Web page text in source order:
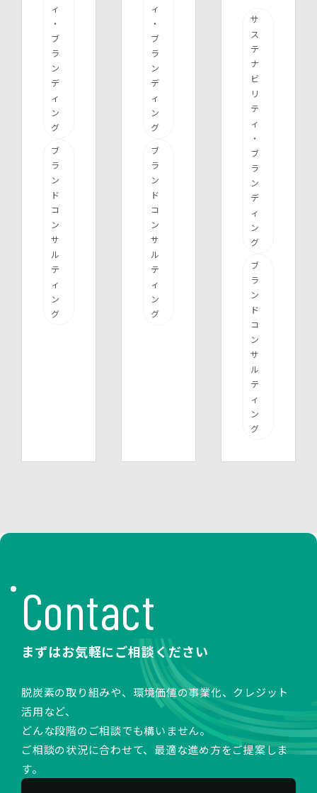
ィ
・
ブ
ラ
ン
デ
ィ
ン
グ
ブ
ラ
ン
ド
コ
ン
サ
ル
テ
ィ
ン
グ
ィ
・
ブ
ラ
ン
デ
ィ
ン
グ
ブ
ラ
ン
ド
コ
ン
サ
ル
テ
ィ
ン
グ
サ
ス
テ
ナ
ビ
リ
テ
ィ
・
ブ
ラ
ン
デ
ィ
ン
グ
ブ
ラ
ン
ド
コ
ン
サ
ル
テ
ィ
ン
グ
Contact
まずはお気軽にご相談ください
脱炭素の取り組みや、環境価値の事業化、クレジット
活用など、
どんな段階のご相談でも構いません。
ご相談の状況に合わせて、最適な進め方をご提案しま
す。